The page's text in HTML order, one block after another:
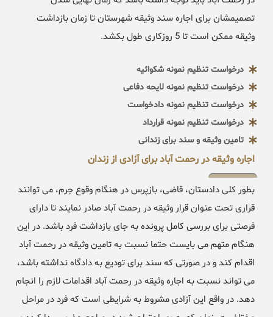
تصمیمشان برای اجاره سند وثیقه شهرستان تا زمان بازداشت
وثیقه ممکن است تا 5 روزکاری طول بکشد.
درخواست تنظیم نمونه شکوائیه
درخواست تنظیم نمونه لایحه دفاعی
درخواست تنظیم نمونه دادخواست
درخواست تنظیم نمونه قرارداد
تامین وثیقه و سند برای زندانی
اجاره وثیقه در رحمت آباد برای آزادی از زندان
بطور کلی دادستان، قاضی، بازپرس در هنگام وقوع جرم، می توانند
قراری تحت عنوان قرار وثیقه در رحمت آباد صادر نمایند تا دارای
فرصتی برای بررسی کامل پرونده به جای بازداشت فرد باشد. در این
هنگام متهم می بایست حتما نسبت به تامین وثیقه در رحمت آباد
اقدام کند و در صورتی که سند برای تودیع به دادگاه نداشته باشد،
می تواند نسبت به اجاره وثیقه در رحمت آباد اقدامات لازم را انجام
دهد. در واقع این آزادی مشروط به شرایطی است که فرد در مراحل